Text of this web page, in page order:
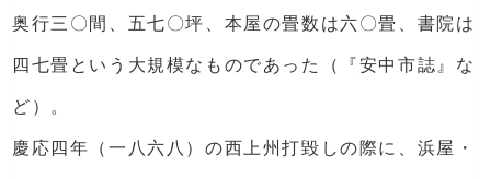
奥行三〇間、五七〇坪、本屋の畳数は六〇畳、書院は
四七畳という大規模なものであった（『安中市誌』な
ど）。
慶応四年（一八六八）の西上州打毀しの際に、浜屋・